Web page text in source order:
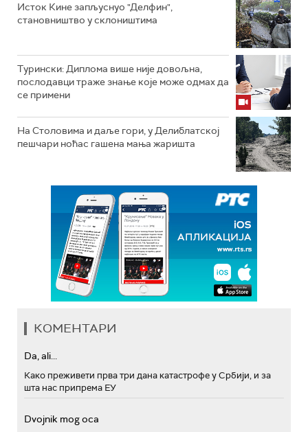
Исток Кине запљуснуо "Делфин",
становништво у склоништима
Турински: Диплома више није довољна,
послодавци траже знање које може одмах да
се примени
На Столовима и даље гори, у Делиблатској
пешчари ноћас гашена мања жаришта
КОМЕНТАРИ
Da, ali...
Како преживети прва три дана катастрофе у Србији, и за
шта нас припрема ЕУ
Dvojnik mog oca